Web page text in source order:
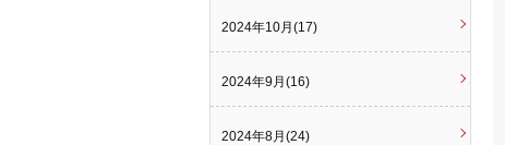
2024年10月(17)
2024年9月(16)
2024年8月(24)